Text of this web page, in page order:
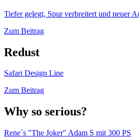
Tiefer gelegt, Spur verbreitert und neuer
Zum Beitrag
Redust
Safari Design Line
Zum Beitrag
Why so serious?
Rene´s "The Joker" Adam S mit 300 PS